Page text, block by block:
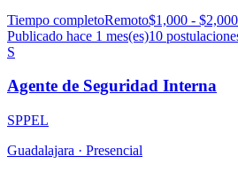
Tiempo completoRemoto$1,000 -
Publicado hace 1 mes(es)10
S
Agente de Seguridad Interna
SPPEL
Guadalajara · Presencial